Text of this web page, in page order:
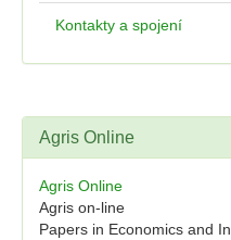
Kontakty a spojení
Agris Online
Agris Online
Agris on-line
Papers in Economics and